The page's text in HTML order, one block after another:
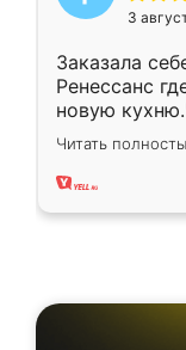
3
Заказала
Ренессанс
новую
вполне
два года,
Читать